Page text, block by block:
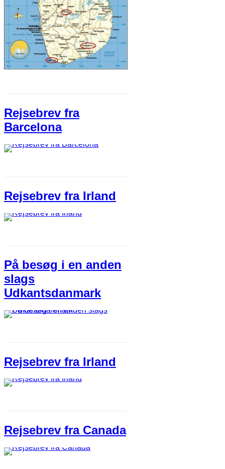
Rejsebrev fra
Barcelona
Rejsebrev fra Irland
På besøg i en anden
slags
Udkantsdanmark
Rejsebrev fra Irland
Rejsebrev fra Canada